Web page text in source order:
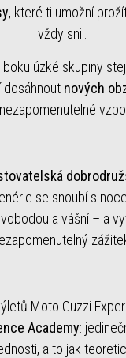
, které ti umožní
vždy snil.
úzké skupiny
dosáhnout nových
se snoubí s
a vášní – a
Moto Guzzi
Academy:
a to jak